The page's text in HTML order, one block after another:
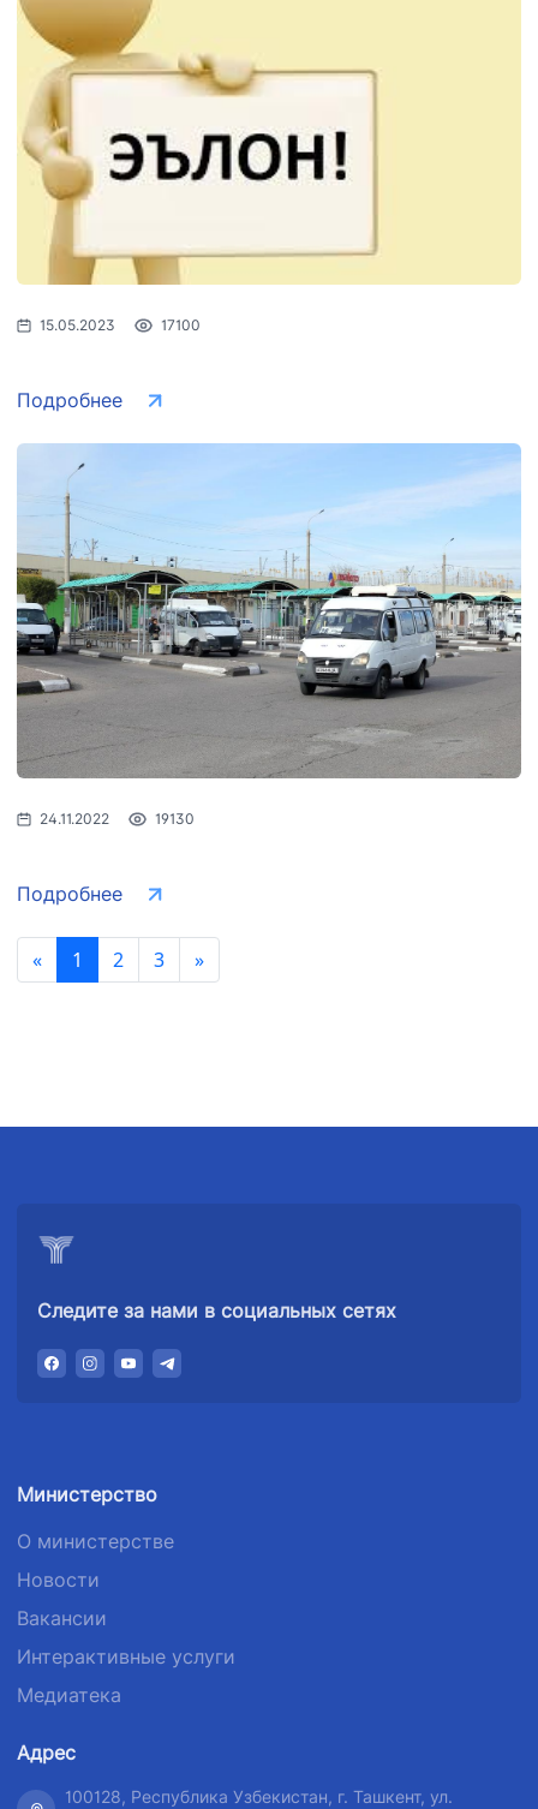
02-00
АО
"Тошшахартрансхизмат"
Номер
телефона
доверия
1062
ООО
"Узавтовокзал
сервис"
Номер
+998 (71) 207-
Комитет по
+998 (71) 200-
15.05.2023 17100
Подробнее
24.11.2022 19130
Подробнее
« 1 2 3 »
Следите за нами в социальных сетях
Министерство
О министерстве
Новости
Вакансии
Интерактивные услуги
Медиатека
Адрес
100128, Республика Узбекистан, г. Ташкент, ул.